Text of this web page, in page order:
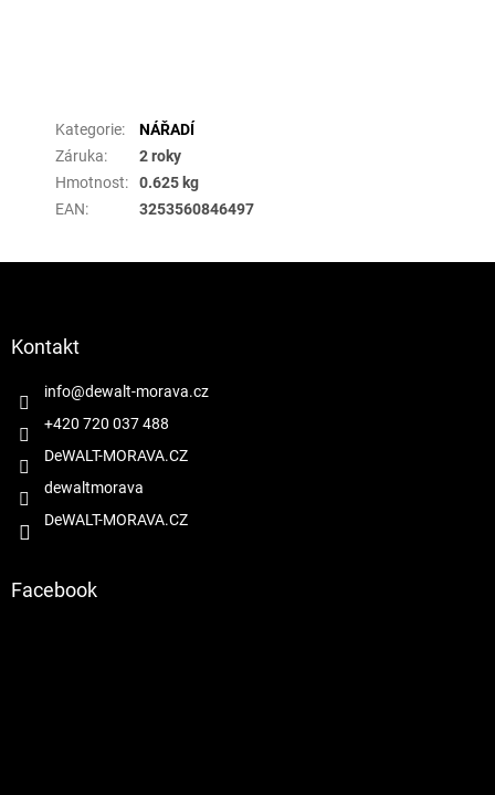
Kategorie:
NÁŘADÍ
Záruka:
2 roky
Hmotnost:
0.625 kg
EAN: 3253560846497
Kontakt
info@dewalt-morava.cz
+420 720 037 488
DeWALT-MORAVA.CZ
dewaltmorava
DeWALT-MORAVA.CZ
Facebook